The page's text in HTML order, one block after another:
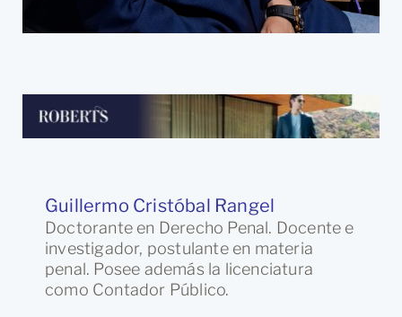
Guillermo Cristóbal Rangel
Doctorante en Derecho Penal. Docente e
investigador, postulante en materia
penal. Posee además la licenciatura
como Contador Público.